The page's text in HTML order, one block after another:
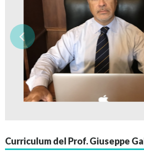
Curriculum del Prof. Giuseppe